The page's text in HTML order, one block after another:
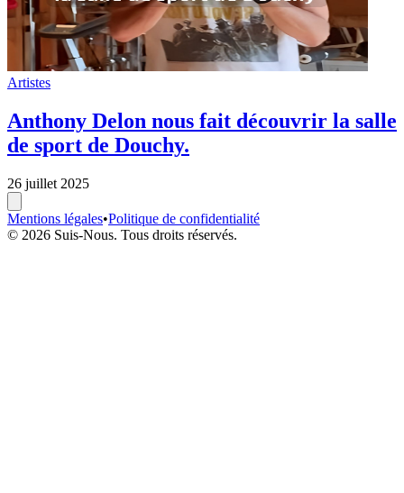
Artistes
Anthony Delon nous fait découvrir la salle
de sport de Douchy.
26 juillet 2025
Mentions légales•Politique de confidentialité
© 2026 Suis-Nous. Tous droits réservés.